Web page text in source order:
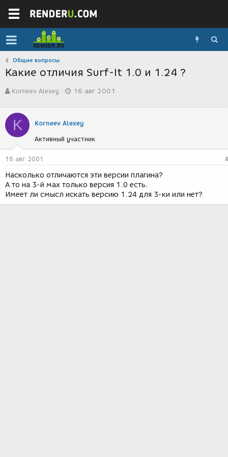
Общие вопросы
Какие отличия Surf-It 1.0 и 1.24 ?
в
о
р
т
е
м
ы
Korneev Alexey
а
с
з
д
и
я
16 авг 2001
K Korneev Alexey
Активный участник
16 авг 2001
Насколько отличаются эти версии плагина?
А то на 3-й мах только версия 1.0 есть.
Имеет ли смысл искать версию 1.24 для 3-ки или нет?